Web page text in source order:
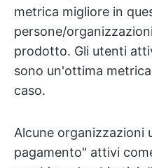
metrica migliore in
persone/
prodotto. Gli utenti
sono un'ottima
caso.
Alcune organizzazioni
pagamento" attivi